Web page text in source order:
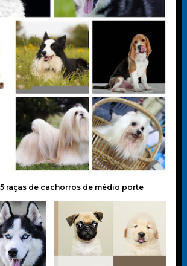
raças de cachorros de médio porte